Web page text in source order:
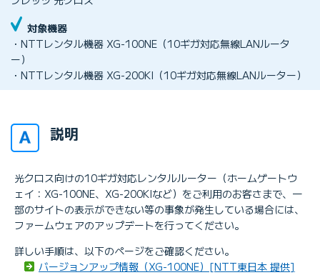
対象機器
・NTTレンタル機器 XG-100NE（10ギガ対応無線LANルータ
ー）
・NTTレンタル機器 XG-200KI（10ギガ対応無線LANルーター）
説明
光クロス向けの10ギガ対応レンタルルーター（ホームゲートウ
ェイ：XG-100NE、XG-200KIなど）をご利用のお客さまで、一
部のサイトの表示ができない等の事象が発生している場合には、
ファームウェアのアップデートを行ってください。
詳しい手順は、以下のページをご確認ください。
バージョンアップ情報（XG-100NE）[NTT東日本 提供]